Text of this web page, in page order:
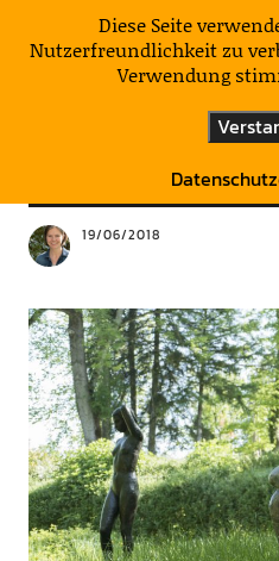
KulturNatur
19/06/2018
Diese Seite
Nutzerfreundlichkeit zu
Verwendung